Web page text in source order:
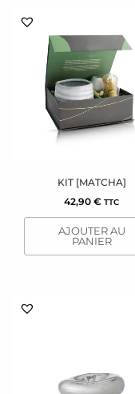
KIT [MATCHA]
42,90 € TTC
AJOUTER AU
PANIER